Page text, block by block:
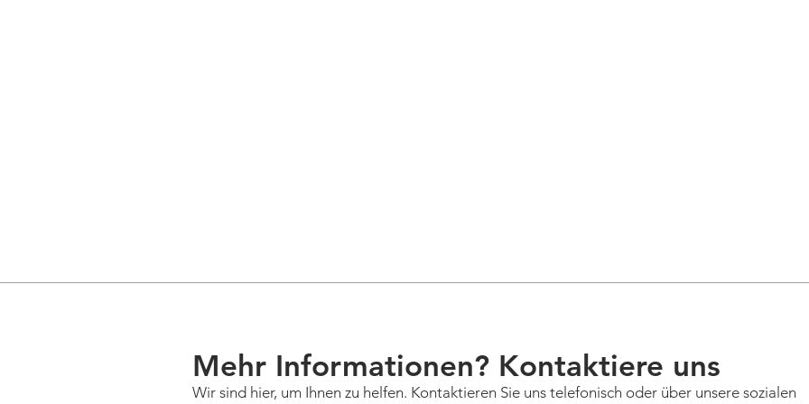
Mehr Informationen? Kontaktiere uns
Wir sind hier, um Ihnen zu helfen. Kontaktieren Sie uns telefonisch oder über unsere sozialen